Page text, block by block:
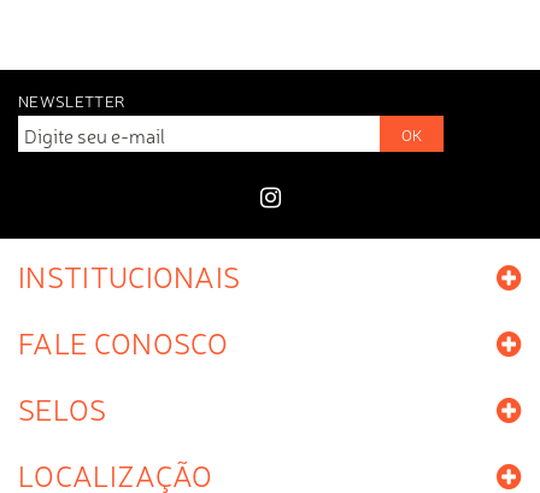
NEWSLETTER
OK
INSTITUCIONAIS
FALE CONOSCO
SELOS
LOCALIZAÇÃO